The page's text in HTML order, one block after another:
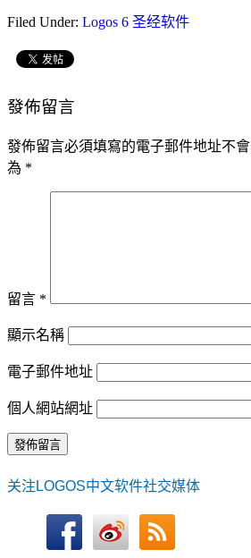
Filed Under: Logos 6 圣经软件
發佈留言
發佈留言必須填寫的電子郵件地址不會
為 *
留言 *
顯示名稱
電子郵件地址
個人網站網址
关注LOGOS中文软件社交媒体